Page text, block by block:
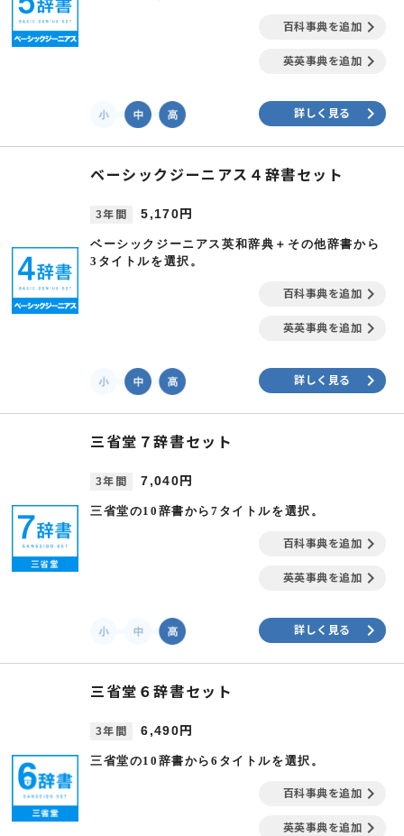
百科事典を追加keyboard_arrow_right
英英事典を追加keyboard_arrow_right
詳しく見る keyboard_arrow_right
ベーシックジーニアス４辞書セット
3年間 5,170円
ベーシックジーニアス英和辞典＋その他辞書から
3タイトルを選択。
百科事典を追加keyboard_arrow_right
英英事典を追加keyboard_arrow_right
詳しく見る keyboard_arrow_right
三省堂７辞書セット
3年間 7,040円
三省堂の10辞書から7タイトルを選択。
百科事典を追加keyboard_arrow_right
英英事典を追加keyboard_arrow_right
詳しく見る keyboard_arrow_right
三省堂６辞書セット
3年間 6,490円
三省堂の10辞書から6タイトルを選択。
百科事典を追加keyboard_arrow_right
英英事典を追加keyboard_arrow_right